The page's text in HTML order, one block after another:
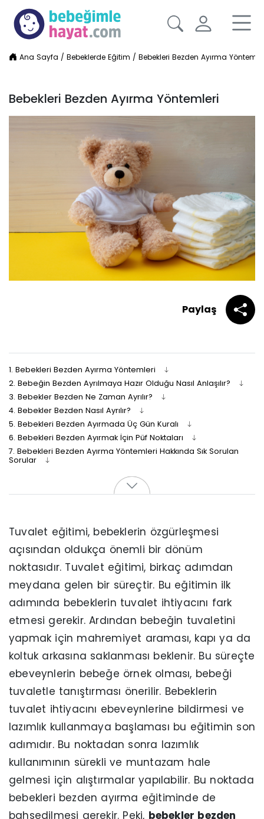
Ana Sayfa /Bebeklerde Eğitim /Bebekleri Bezden Ayırma
Bebekleri Bezden Ayırma Yöntemleri
Paylaş
1. Bebekleri Bezden Ayırma Yöntemleri
2. Bebeğin Bezden Ayrılmaya Hazır Olduğu Nasıl Anlaşılır?
3. Bebekler Bezden Ne Zaman Ayrılır?
4. Bebekler Bezden Nasıl Ayrılır?
5. Bebekleri Bezden Ayırmada Üç Gün Kuralı
6. Bebekleri Bezden Ayırmak İçin Püf Noktaları
7. Bebekleri Bezden Ayırma Yöntemleri Hakkında Sık Sorulan
Sorular
Tuvalet eğitimi, bebeklerin özgürleşmesi
açısından oldukça önemli bir dönüm
noktasıdır. Tuvalet eğitimi, birkaç adımdan
meydana gelen bir süreçtir. Bu eğitimin ilk
adımında bebeklerin tuvalet ihtiyacını fark
etmesi gerekir. Ardından bebeğin tuvaletini
yapmak için mahremiyet araması, kapı ya da
koltuk arkasına saklanması beklenir. Bu süreçte
ebeveynlerin bebeğe örnek olması, bebeği
tuvaletle tanıştırması önerilir. Bebeklerin
tuvalet ihtiyacını ebeveynlerine bildirmesi ve
lazımlık kullanmaya başlaması bu eğitimin son
adımıdır. Bu noktadan sonra lazımlık
kullanımının sürekli ve muntazam hale
gelmesi için alıştırmalar yapılabilir. Bu noktada
bebekleri bezden ayırma eğitiminde de
bahsedilmesi gerekir. Peki, bebekler bezden